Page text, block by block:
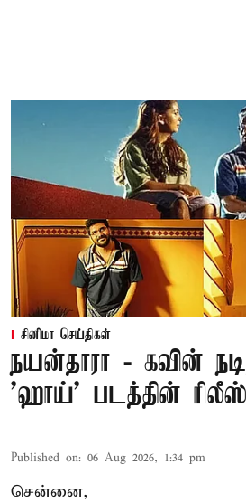
சினிமா செய்திகள்
நயன்தாரா - கவின்
'ஹாய்' படத்தின் ரிலீஸ்
Published on: 06 Aug 2026, 1:34 pm
சென்னை,